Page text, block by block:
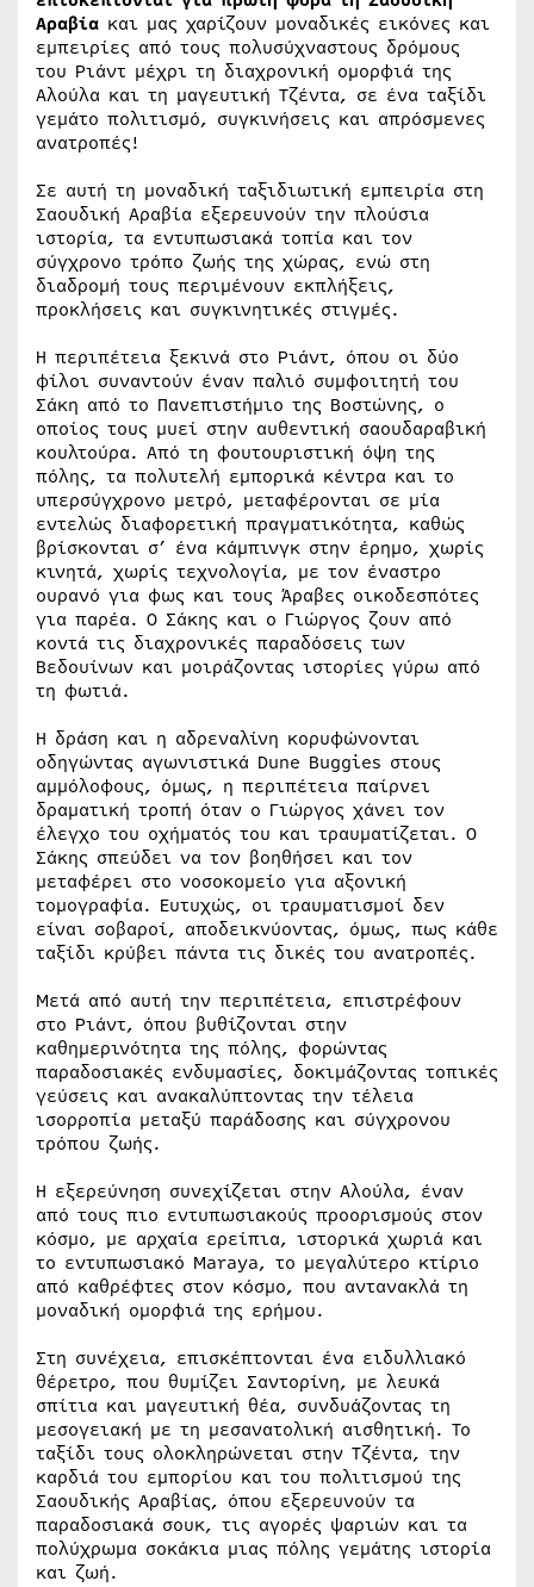
Αραβία και μας χαρίζουν μοναδικές εικόνες και
εμπειρίες από τους πολυσύχναστους δρόμους
του Ριάντ μέχρι τη διαχρονική ομορφιά της
Αλούλα και τη μαγευτική Τζέντα, σε ένα ταξίδι
γεμάτο πολιτισμό, συγκινήσεις και απρόσμενες
ανατροπές!
Σε αυτή τη μοναδική ταξιδιωτική εμπειρία στη
Σαουδική Αραβία εξερευνούν την πλούσια
ιστορία, τα εντυπωσιακά τοπία και τον
σύγχρονο τρόπο ζωής της χώρας, ενώ στη
διαδρομή τους περιμένουν εκπλήξεις,
προκλήσεις και συγκινητικές στιγμές.
Η περιπέτεια ξεκινά στο Ριάντ, όπου οι δύο
φίλοι συναντούν έναν παλιό συμφοιτητή του
Σάκη από το Πανεπιστήμιο της Βοστώνης, ο
οποίος τους μυεί στην αυθεντική σαουδαραβική
κουλτούρα. Από τη φουτουριστική όψη της
πόλης, τα πολυτελή εμπορικά κέντρα και το
υπερσύγχρονο μετρό, μεταφέρονται σε μία
εντελώς διαφορετική πραγματικότητα, καθώς
βρίσκονται σ’ ένα κάμπινγκ στην έρημο, χωρίς
κινητά, χωρίς τεχνολογία, με τον έναστρο
ουρανό για φως και τους Άραβες οικοδεσπότες
για παρέα. Ο Σάκης και ο Γιώργος ζουν από
κοντά τις διαχρονικές παραδόσεις των
Βεδουίνων και μοιράζοντας ιστορίες γύρω από
τη φωτιά.
Η δράση και η αδρεναλίνη κορυφώνονται
οδηγώντας αγωνιστικά Dune Buggies στους
αμμόλοφους, όμως, η περιπέτεια παίρνει
δραματική τροπή όταν ο Γιώργος χάνει τον
έλεγχο του οχήματός του και τραυματίζεται. Ο
Σάκης σπεύδει να τον βοηθήσει και τον
μεταφέρει στο νοσοκομείο για αξονική
τομογραφία. Ευτυχώς, οι τραυματισμοί δεν
είναι σοβαροί, αποδεικνύοντας, όμως, πως κάθε
ταξίδι κρύβει πάντα τις δικές του ανατροπές.
Μετά από αυτή την περιπέτεια, επιστρέφουν
στο Ριάντ, όπου βυθίζονται στην
καθημερινότητα της πόλης, φορώντας
παραδοσιακές ενδυμασίες, δοκιμάζοντας τοπικές
γεύσεις και ανακαλύπτοντας την τέλεια
ισορροπία μεταξύ παράδοσης και σύγχρονου
τρόπου ζωής.
Η εξερεύνηση συνεχίζεται στην Αλούλα, έναν
από τους πιο εντυπωσιακούς προορισμούς στον
κόσμο, με αρχαία ερείπια, ιστορικά χωριά και
το εντυπωσιακό Maraya, το μεγαλύτερο κτίριο
από καθρέφτες στον κόσμο, που αντανακλά τη
μοναδική ομορφιά της ερήμου.
Στη συνέχεια, επισκέπτονται ένα ειδυλλιακό
θέρετρο, που θυμίζει Σαντορίνη, με λευκά
σπίτια και μαγευτική θέα, συνδυάζοντας τη
μεσογειακή με τη μεσανατολική αισθητική. Το
ταξίδι τους ολοκληρώνεται στην Τζέντα, την
καρδιά του εμπορίου και του πολιτισμού της
Σαουδικής Αραβίας, όπου εξερευνούν τα
παραδοσιακά σουκ, τις αγορές ψαριών και τα
πολύχρωμα σοκάκια μιας πόλης γεμάτης ιστορία
και ζωή.